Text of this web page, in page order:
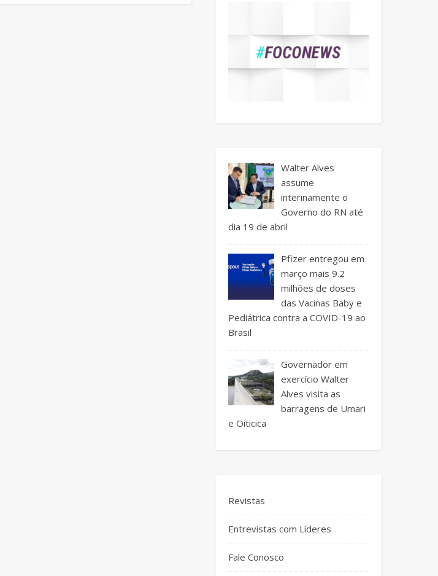
Walter Alves
assume
interinamente o
Governo do RN até
dia 19 de abril
Pfizer entregou em
março mais 9.2
milhões de doses
das Vacinas Baby e
Pediátrica contra a COVID-19 ao
Brasil
Governador em
exercício Walter
Alves visita as
barragens de Umari
e Oiticica
Revistas
Entrevistas com Líderes
Fale Conosco